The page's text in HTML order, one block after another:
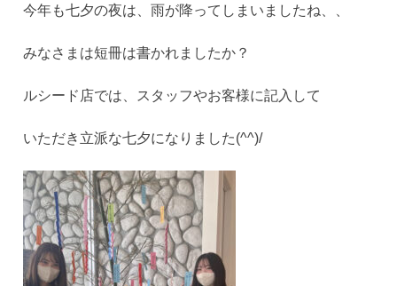
今年も七夕の夜は、雨が降ってしまいましたね、、
みなさまは短冊は書かれましたか？
ルシード店では、スタッフやお客様に記入して
いただき立派な七夕になりました(^^)/